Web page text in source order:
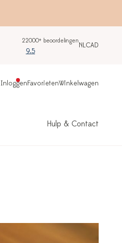
22000+ beoordelingen
9.5
NLCAD
InloggenFavorietenWinkelwagen
Hulp & Contact